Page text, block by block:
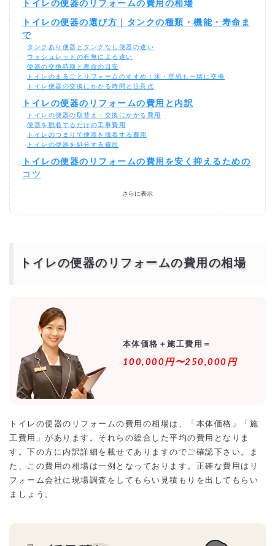
トイレの便器のリフォームの費用の相場
トイレの便器の選び方｜タンクの種類・機能・寿命ま
で
タンクあり便器とタンクなし便器の違い
ウォシュレットの有無による違い
便器の交換時期と寿命の目安
トイレのまるごとリフォームのすすめ｜床・壁紙も一緒に交換
トイレ便器の交換にかかる時間と注意点
トイレの便器のリフォームの費用と内訳
トイレの便器の取替え・交換にかかる費用
便器を脱着するだけの工事費用
トイレのつまりで便器を脱着する費用
トイレの便器を処分する費用
トイレの便器のリフォームの費用を安く抑えるための
コツ
自社施工の業者に直接依頼する
複数の業者から見積もりを取る
特化した専門業者を選ぶ
実績が豊富な業者を選ぶ
相見積もりとは？
一括見積もり無料サービスで安く便器の交換をできる優良業者を探す！
より安価で依頼するには？
さらに表示
トイレの便器のリフォームの費用の相場
本体価格＋施工費用＝
100,000円〜250,000円
トイレの便器のリフォームの費用の相場は、「本体価格」「施
工費用」があります。それらの総合した平均の費用となりま
す。下の方に内訳詳細を載せてありますのでご確認下さい。ま
た、この費用の相場は一例となっております。正確な費用はリ
フォーム会社に現場調査をしてもらい見積もりを出してもらい
ましょう。